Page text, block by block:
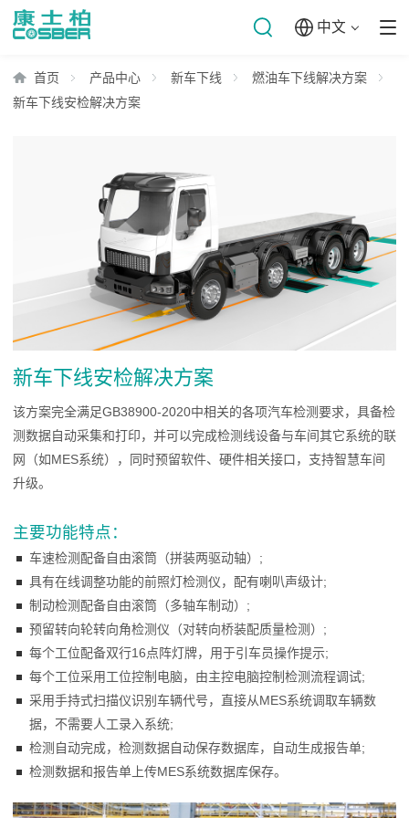
中文
首页 产品中心 新车下线
燃油车下线解决方案
新车下线安检解决方案
新车下线安检解决方案
该方案完全满足GB38900-2020中相关的各项汽车检测要求，具备检
测数据自动采集和打印，并可以完成检测线设备与车间其它系统的联
网（如MES系统），同时预留软件、硬件相关接口，支持智慧车间
升级。
主要功能特点：
车速检测配备自由滚筒（拼装两驱动轴）;
具有在线调整功能的前照灯检测仪，配有喇叭声级计;
制动检测配备自由滚筒（多轴车制动）;
预留转向轮转向角检测仪（对转向桥装配质量检测）;
每个工位配备双行16点阵灯牌，用于引车员操作提示;
每个工位采用工位控制电脑，由主控电脑控制检测流程调试;
采用手持式扫描仪识别车辆代号，直接从MES系统调取车辆数
据，不需要人工录入系统;
检测自动完成，检测数据自动保存数据库，自动生成报告单;
检测数据和报告单上传MES系统数据库保存。